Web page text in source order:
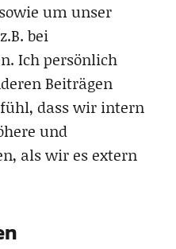
um unser
bei
Ich persönlich
Beiträgen
dass wir intern
und
als wir es extern